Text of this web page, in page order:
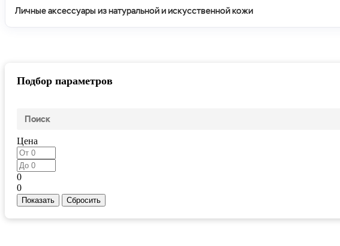
Личные аксессуары из натуральной и искусственной кожи
Подбор параметров
Цена
0
0